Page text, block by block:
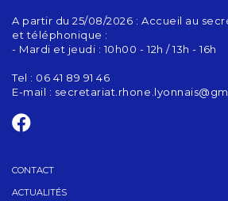
A partir du 25/08/2026 : Accueil au
et téléphonique :
- Mardi et jeudi : 10h00 - 12h / 13h - 16h
Tel : 06 41 89 91 46
E-mail :
CONTACT
ACTUALITÉS